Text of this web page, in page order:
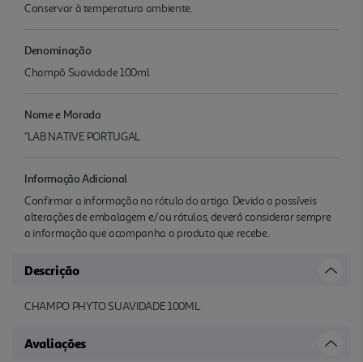
Conservar à temperatura ambiente.
Denominação
Champô Suavidade 100ml
Nome e Morada
"LAB NATIVE PORTUGAL
Informação Adicional
Confirmar a informação no rótulo do artigo. Devido a possíveis
alterações de embalagem e/ou rótulos, deverá considerar sempre
a informação que acompanha o produto que recebe.
Descrição
CHAMPO PHYTO SUAVIDADE 100ML
Avaliações